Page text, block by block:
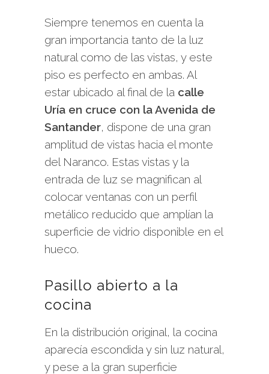
Siempre tenemos en cuenta la
gran importancia tanto de la luz
natural como de las vistas, y este
piso es perfecto en ambas. Al
estar ubicado al final de la calle
Uría en cruce con la Avenida de
Santander, dispone de una gran
amplitud de vistas hacia el monte
del Naranco. Estas vistas y la
entrada de luz se magnifican al
colocar ventanas con un perfil
metálico reducido que amplían la
superficie de vidrio disponible en el
hueco.
Pasillo abierto a la
cocina
En la distribución original, la cocina
aparecía escondida y sin luz natural,
y pese a la gran superficie